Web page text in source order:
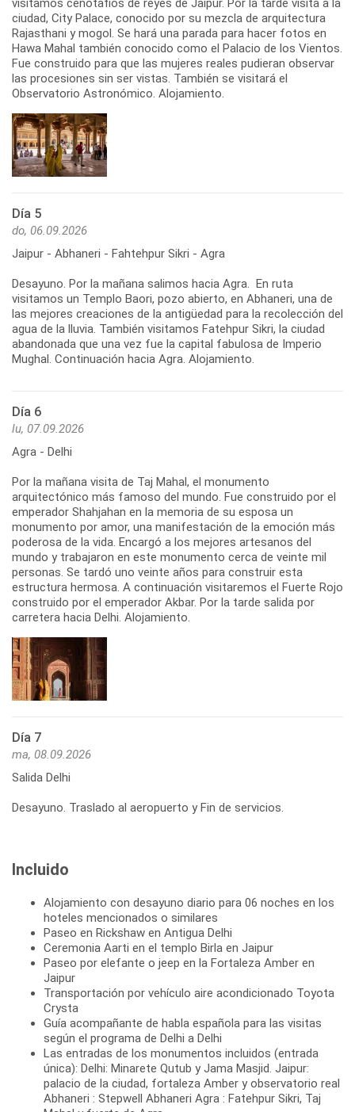
ciudad, City Palace, conocido por su mezcla de arquitectura
Rajasthani y mogol. Se hará una parada para hacer fotos en
Hawa Mahal también conocido como el Palacio de los Vientos.
Fue construido para que las mujeres reales pudieran observar
las procesiones sin ser vistas. También se visitará el
Observatorio Astronómico. Alojamiento.
Día 5
do, 06.09.2026
Jaipur - Abhaneri - Fahtehpur Sikri - Agra
Desayuno. Por la mañana salimos hacia Agra. En ruta
visitamos un Templo Baori, pozo abierto, en Abhaneri, una de
las mejores creaciones de la antigüedad para la recolección del
agua de la lluvia. También visitamos Fatehpur Sikri, la ciudad
abandonada que una vez fue la capital fabulosa de Imperio
Mughal. Continuación hacia Agra. Alojamiento.
Día 6
lu, 07.09.2026
Agra - Delhi
Por la mañana visita de Taj Mahal, el monumento
arquitectónico más famoso del mundo. Fue construido por el
emperador Shahjahan en la memoria de su esposa un
monumento por amor, una manifestación de la emoción más
poderosa de la vida. Encargó a los mejores artesanos del
mundo y trabajaron en este monumento cerca de veinte mil
personas. Se tardó uno veinte años para construir esta
estructura hermosa. A continuación visitaremos el Fuerte Rojo
construido por el emperador Akbar. Por la tarde salida por
carretera hacia Delhi. Alojamiento.
Día 7
ma, 08.09.2026
Salida Delhi
Desayuno. Traslado al aeropuerto y Fin de servicios.
Incluido
Alojamiento con desayuno diario para 06 noches en los
hoteles mencionados o similares
Paseo en Rickshaw en Antigua Delhi
Ceremonia Aarti en el templo Birla en Jaipur
Paseo por elefante o jeep en la Fortaleza Amber en
Jaipur
Transportación por vehículo aire acondicionado Toyota
Crysta
Guía acompañante de habla española para las visitas
según el programa de Delhi a Delhi
Las entradas de los monumentos incluidos (entrada
única): Delhi: Minarete Qutub y Jama Masjid. Jaipur:
palacio de la ciudad, fortaleza Amber y observatorio real
Abhaneri : Stepwell Abhaneri Agra : Fatehpur Sikri, Taj